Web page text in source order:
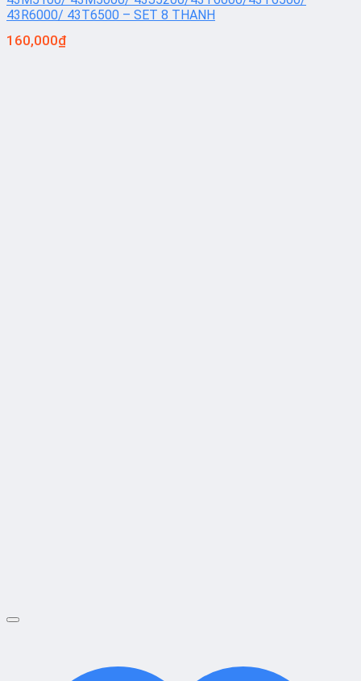
43R6000/ 43T6500 – SET 8 THANH
160,000₫